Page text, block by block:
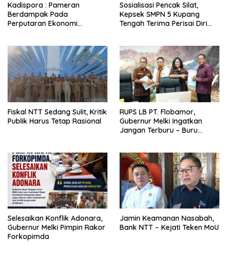
Kadispora : Pameran
Berdampak Pada
Perputaran Ekonomi
Sosialisasi Pencak Silat,
Kepsek SMPN 5 Kupang
Tengah Terima Perisai Diri
Fiskal NTT Sedang Sulit, Kritik
Publik Harus Tetap Rasional
RUPS LB PT. Flobamor,
Gubernur Melki Ingatkan
Jangan Terburu – Buru
Selesaikan Konflik Adonara,
Gubernur Melki Pimpin Rakor
Forkopimda
Jamin Keamanan Nasabah,
Bank NTT – Kejati Teken MoU